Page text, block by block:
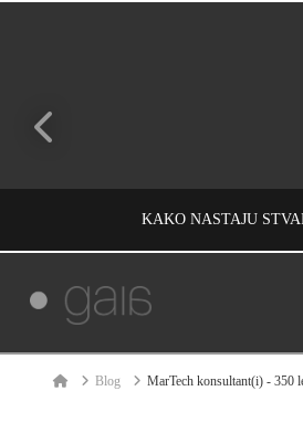
KAKO NASTAJU
INFORMACIJE,
HomeBlog MarTech konsultant(i) - 350